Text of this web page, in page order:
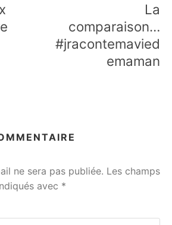
La
comparaison…
#jracontemavied
emaman
ne sera pas publiée. Les champs
avec *